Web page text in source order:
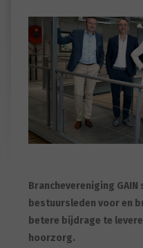
Branchevereniging
bestuursleden voor en
betere bijdrage te
hoorzorg.